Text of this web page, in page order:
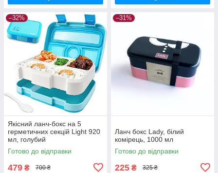
–32%
Якісний ланч-бокс на 5
герметичних секцій Light 920
мл, голубий
Готово до відправки
479 ₴ 700 ₴
–31%
Ланч бокс Lady, білий
комірець, 1000 мл
Готово до відправки
225 ₴ 325 ₴